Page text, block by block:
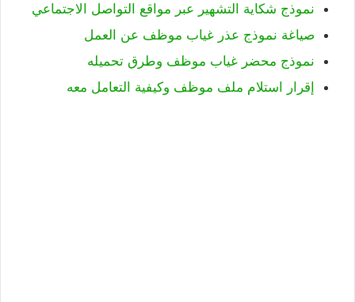
نموذج شكاية التشهير عبر مواقع التواصل الاجتماعي
صياغة نموذج عذر غياب موظف عن العمل
نموذج محضر غياب موظف وطرق تحميله
إقرار استلام ملف موظف وكيفية التعامل معه